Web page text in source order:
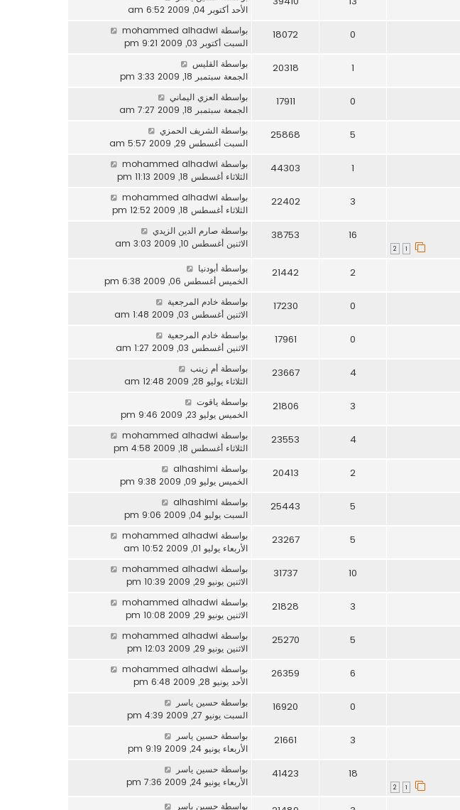
الأحد أكتوبر 04, 2009 6:52 am
0
18072 بواسطة mohammed alhadwi
السبت أكتوبر 03, 2009 9:21 pm
1
20318 بواسطة القليس
الجمعة سبتمبر 18, 2009 3:33 pm
0
17911 بواسطة العزي اليماني
الجمعة سبتمبر 18, 2009 7:27 am
5
25868 بواسطة الشريف الحمزي
السبت أغسطس 29, 2009 5:57 am
1
44303 بواسطة mohammed alhadwi
الثلاثاء أغسطس 18, 2009 11:13 pm
3
22402 بواسطة mohammed alhadwi
الثلاثاء أغسطس 18, 2009 12:52 pm
1
2
16
38753 بواسطة صارم الدين الزيدي
الاثنين أغسطس 10, 2009 3:03 am
2
21442 بواسطة أبودنيا
الخميس أغسطس 06, 2009 6:38 pm
0
17230 بواسطة خادم المرجعية
الاثنين أغسطس 03, 2009 1:48 am
0
17961 بواسطة خادم المرجعية
الاثنين أغسطس 03, 2009 1:27 am
4
23667 بواسطة أم زينب
الثلاثاء يوليو 28, 2009 12:48 am
3
21806 بواسطة ياقوت
الخميس يوليو 23, 2009 9:46 pm
4
23553 بواسطة mohammed alhadwi
الثلاثاء أغسطس 18, 2009 4:58 pm
2
20413 بواسطة alhashimi
الخميس يوليو 09, 2009 9:38 pm
5
25443 بواسطة alhashimi
السبت يوليو 04, 2009 9:06 pm
5
23267 بواسطة mohammed alhadwi
الأربعاء يوليو 01, 2009 10:52 am
10
31737 بواسطة mohammed alhadwi
الاثنين يونيو 29, 2009 10:39 pm
3
21828 بواسطة mohammed alhadwi
الاثنين يونيو 29, 2009 10:08 pm
5
25270 بواسطة mohammed alhadwi
الاثنين يونيو 29, 2009 12:03 pm
6
26359 بواسطة mohammed alhadwi
الأحد يونيو 28, 2009 6:48 pm
0
16920 بواسطة حسين ياسر
السبت يونيو 27, 2009 4:39 pm
3
21661 بواسطة حسين ياسر
الأربعاء يونيو 24, 2009 9:19 pm
1
2
18
41423 بواسطة حسين ياسر
الأربعاء يونيو 24, 2009 7:36 pm
بواسطة حسين ياسر